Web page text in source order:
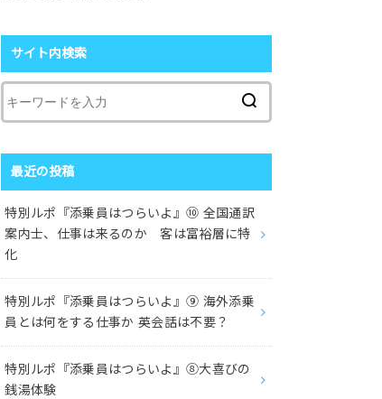
サイト内検索
最近の投稿
特別ルポ『添乗員はつらいよ』⑩ 全国通訳
案内士、仕事は来るのか 客は富裕層に特
化
特別ルポ『添乗員はつらいよ』⑨ 海外添乗
員とは何をする仕事か 英会話は不要？
特別ルポ『添乗員はつらいよ』⑧大喜びの
銭湯体験